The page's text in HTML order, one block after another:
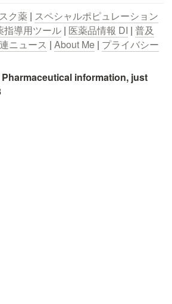
ク薬 | スペシャルポピュレーション
指導用ツール | 医薬品情報 DI | 普及
ニュース | About Me | プライバシー
Pharmaceutical information, just